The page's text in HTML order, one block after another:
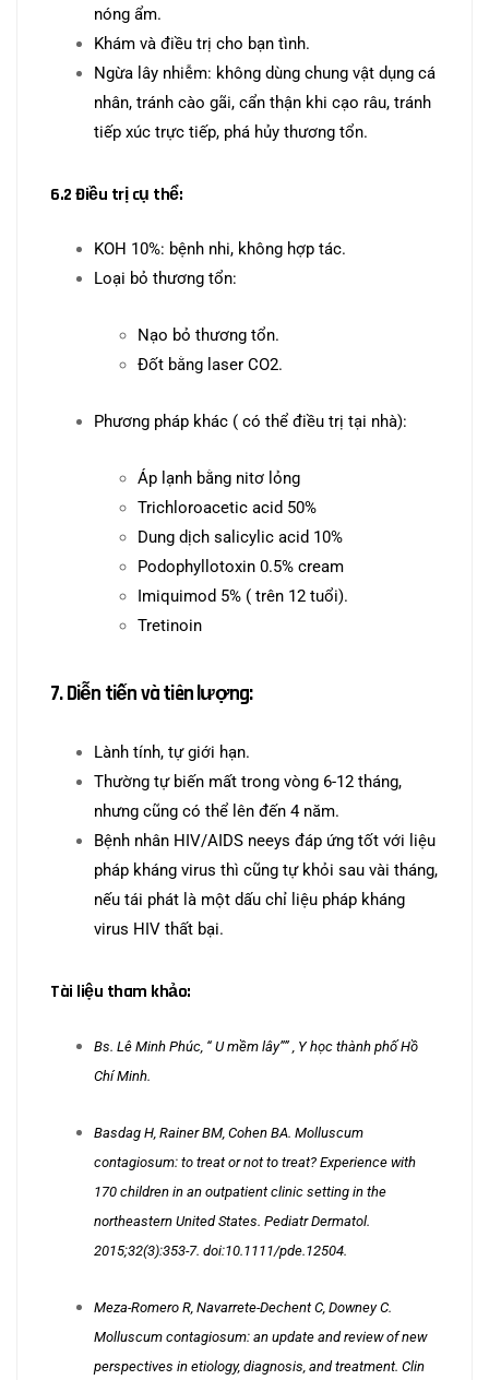
nóng ẩm.
Khám và điều trị cho bạn tình.
Ngừa lây nhiễm: không dùng chung vật dụng cá
nhân, tránh cào gãi, cẩn thận khi cạo râu, tránh
tiếp xúc trực tiếp, phá hủy thương tổn.
6.2 Điều trị cụ thể:
KOH 10%: bệnh nhi, không hợp tác.
Loại bỏ thương tổn:
Nạo bỏ thương tổn.
Đốt bằng laser CO2.
Phương pháp khác ( có thể điều trị tại nhà):
Áp lạnh bằng nitơ lỏng
Trichloroacetic acid 50%
Dung dịch salicylic acid 10%
Podophyllotoxin 0.5% cream
Imiquimod 5% ( trên 12 tuổi).
Tretinoin
7. Diễn tiến và tiên lượng:
Lành tính, tự giới hạn.
Thường tự biến mất trong vòng 6-12 tháng,
nhưng cũng có thể lên đến 4 năm.
Bệnh nhân HIV/AIDS neeys đáp ứng tốt với liệu
pháp kháng virus thì cũng tự khỏi sau vài tháng,
nếu tái phát là một dấu chỉ liệu pháp kháng
virus HIV thất bại.
Tài liệu tham khảo:
Bs. Lê Minh Phúc, “ U mềm lây”” , Y học thành phố Hồ
Chí Minh.
Basdag H, Rainer BM, Cohen BA. Molluscum
contagiosum: to treat or not to treat? Experience with
170 children in an outpatient clinic setting in the
northeastern United States. Pediatr Dermatol.
2015;32(3):353-7. doi:10.1111/pde.12504.
Meza-Romero R, Navarrete-Dechent C, Downey C.
Molluscum contagiosum: an update and review of new
perspectives in etiology, diagnosis, and treatment. Clin